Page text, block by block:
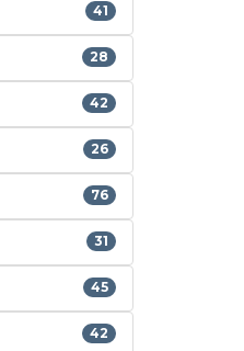
41
28
42
26
76
31
45
42